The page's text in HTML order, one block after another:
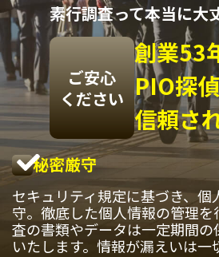
素行調査って本当に大
ご安心
ください
創業53
PIO探
信頼さ
秘密厳守
セキュリティ規定に基づき、個
守。徹底した個人情報の管理を
査の書類やデータは一定期間
いたします。情報が漏えいは一